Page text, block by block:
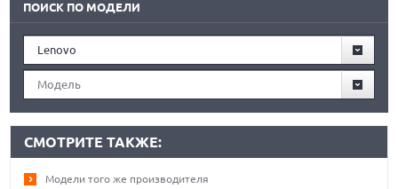
ПОИСК ПО МОДЕЛИ
Lenovo
Модель
СМОТРИТЕ ТАКЖЕ:
Модели того же производителя